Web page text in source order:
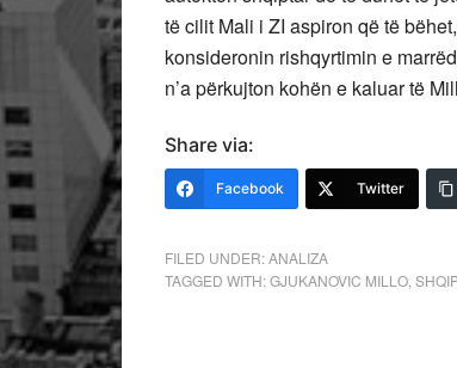
të cilit Mali i ZI aspiron që të
konsideronin rishqyrtimin e
n’a përkujton kohën e kaluar të
Share via:
Facebook Twitter
FILED UNDER:ANALIZA
TAGGED WITH:GJUKANOVIC MILLO